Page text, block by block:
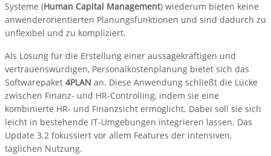
Systeme (Human Capital Management) wiederum bieten keine
anwenderorientierten Planungsfunktionen und sind dadurch zu
unflexibel und zu kompliziert.
Als Lösung für die Erstellung einer aussagekräftigen und
vertrauenswürdigen, Personalkostenplanung bietet sich das
Softwarepaket 4PLAN an. Diese Anwendung schließt die Lücke
zwischen Finanz- und HR-Controlling, indem sie eine
kombinierte HR- und Finanzsicht ermöglicht. Dabei soll sie sich
leicht in bestehende IT-Umgebungen integrieren lassen. Das
Update 3.2 fokussiert vor allem Features der intensiven,
täglichen Nutzung.